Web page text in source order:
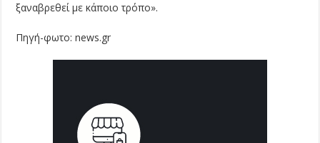
ξαναβρεθεί με κάποιο τρόπο».
Πηγή-φωτο: news.gr